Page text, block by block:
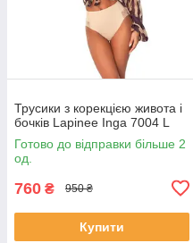
Трусики з корекцією живота і
бочків Lapinee Inga 7004 L
Готово до відправки більше 2
од.
760 ₴ 950 ₴
Купити